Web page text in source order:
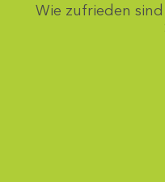
Wie zufrieden